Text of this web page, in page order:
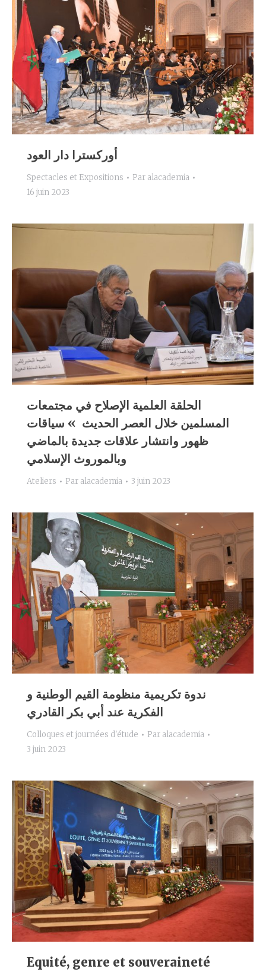
أوركسترا دار العود
Spectacles et Expositions Par alacademia
16 juin 2023
الحلقة العلمية الإصلاح في مجتمعات
المسلمين خلال العصر الحديث » سياقات
ظهور وانتشار علاقات جديدة بالماضي
وبالموروث الإسلامي
Ateliers Par alacademia 3 juin 2023
ندوة تكريمية منظومة القيم الوطنية و
الفكرية عند أبي بكر القادري
Colloques et journées d'étude Par alacademia
3 juin 2023
Equité, genre et souveraineté